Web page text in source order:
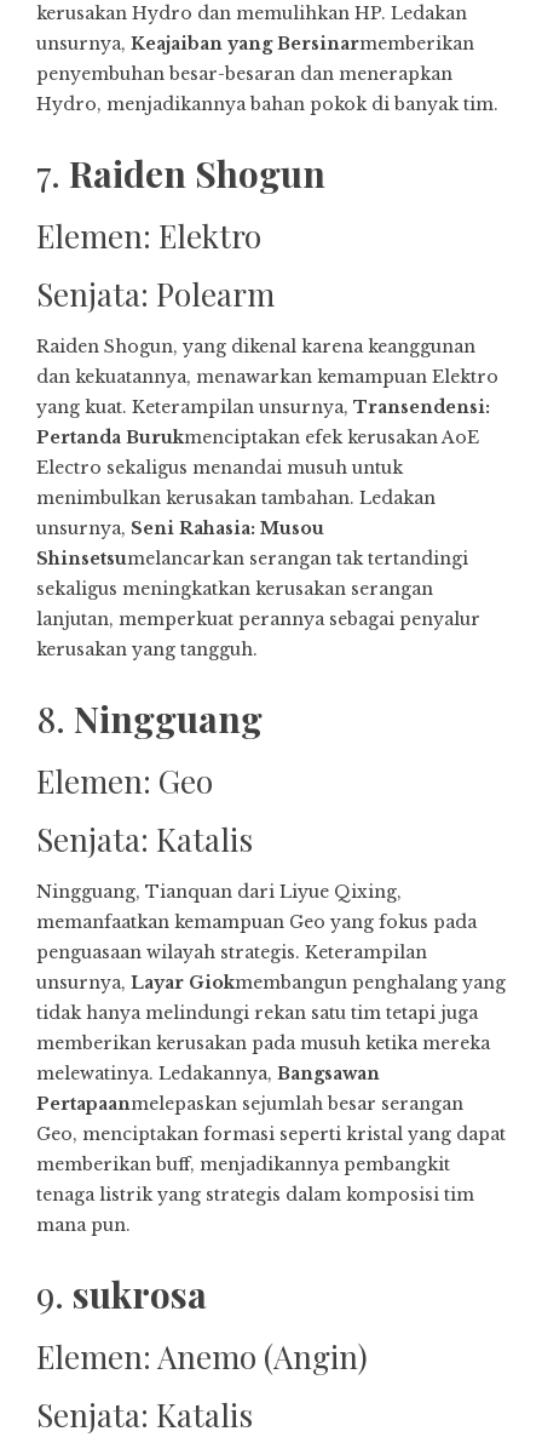
kerusakan Hydro dan memulihkan HP. Ledakan
unsurnya, Keajaiban yang Bersinarmemberikan
penyembuhan besar-besaran dan menerapkan
Hydro, menjadikannya bahan pokok di banyak tim.
7. Raiden Shogun
Elemen: Elektro
Senjata: Polearm
Raiden Shogun, yang dikenal karena keanggunan
dan kekuatannya, menawarkan kemampuan Elektro
yang kuat. Keterampilan unsurnya, Transendensi:
Pertanda Burukmenciptakan efek kerusakan AoE
Electro sekaligus menandai musuh untuk
menimbulkan kerusakan tambahan. Ledakan
unsurnya, Seni Rahasia: Musou
Shinsetsumelancarkan serangan tak tertandingi
sekaligus meningkatkan kerusakan serangan
lanjutan, memperkuat perannya sebagai penyalur
kerusakan yang tangguh.
8. Ningguang
Elemen: Geo
Senjata: Katalis
Ningguang, Tianquan dari Liyue Qixing,
memanfaatkan kemampuan Geo yang fokus pada
penguasaan wilayah strategis. Keterampilan
unsurnya, Layar Giokmembangun penghalang yang
tidak hanya melindungi rekan satu tim tetapi juga
memberikan kerusakan pada musuh ketika mereka
melewatinya. Ledakannya, Bangsawan
Pertapaanmelepaskan sejumlah besar serangan
Geo, menciptakan formasi seperti kristal yang dapat
memberikan buff, menjadikannya pembangkit
tenaga listrik yang strategis dalam komposisi tim
mana pun.
9. sukrosa
Elemen: Anemo (Angin)
Senjata: Katalis